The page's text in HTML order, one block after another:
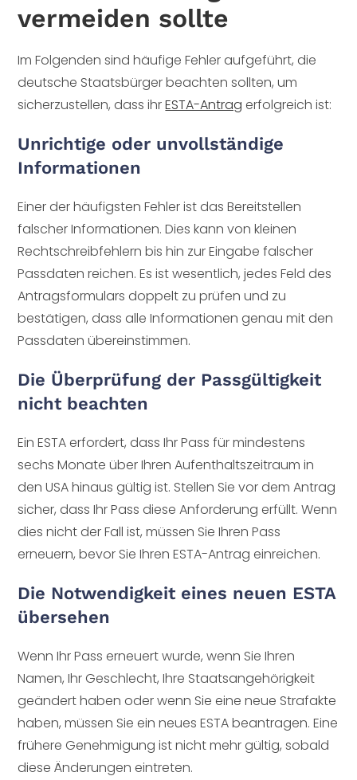
vermeiden sollte
Im Folgenden sind häufige Fehler aufgeführt, die
deutsche Staatsbürger beachten sollten, um
sicherzustellen, dass ihrESTA-Antrag erfolgreich ist:
Unrichtige oder unvollständige
Informationen
Einer der häufigsten Fehler ist das Bereitstellen
falscher Informationen. Dies kann von kleinen
Rechtschreibfehlern bis hin zur Eingabe falscher
Passdaten reichen. Es ist wesentlich, jedes Feld des
Antragsformulars doppelt zu prüfen und zu
bestätigen, dass alle Informationen genau mit den
Passdaten übereinstimmen.
Die Überprüfung der Passgültigkeit
nicht beachten
Ein ESTA erfordert, dass Ihr Pass für mindestens
sechs Monate über Ihren Aufenthaltszeitraum in
den USA hinaus gültig ist. Stellen Sie vor dem Antrag
sicher, dass Ihr Pass diese Anforderung erfüllt. Wenn
dies nicht der Fall ist, müssen Sie Ihren Pass
erneuern, bevor Sie Ihren ESTA-Antrag einreichen.
Die Notwendigkeit eines neuen ESTA
übersehen
Wenn Ihr Pass erneuert wurde, wenn Sie Ihren
Namen, Ihr Geschlecht, Ihre Staatsangehörigkeit
geändert haben oder wenn Sie eine neue Strafakte
haben, müssen Sie ein neues ESTA beantragen. Eine
frühere Genehmigung ist nicht mehr gültig, sobald
diese Änderungen eintreten.